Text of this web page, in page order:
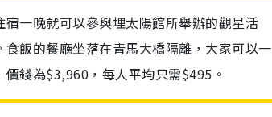
一晚就可以參與埋太陽館所舉辦的觀星活
飯的餐廳坐落在青馬大橋隔離，大家可以一
錢為$3,960，每人平均只需$495。